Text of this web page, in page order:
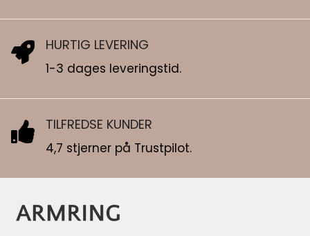
HURTIG LEVERING
1-3 dages leveringstid.
TILFREDSE KUNDER
4,7 stjerner på Trustpilot.